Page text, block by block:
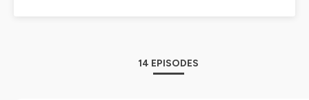
ausha.co/politique-de-
14 EPISODES